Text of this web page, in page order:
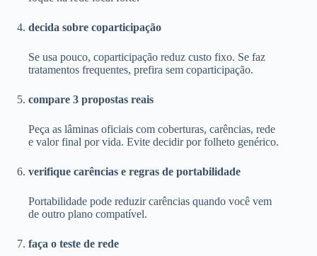
decida sobre coparticipação
Se usa pouco, coparticipação reduz custo fixo. Se faz
tratamentos frequentes, prefira sem coparticipação.
compare 3 propostas reais
Peça as lâminas oficiais com coberturas, carências, rede
e valor final por vida. Evite decidir por folheto genérico.
verifique carências e regras de portabilidade
Portabilidade pode reduzir carências quando você vem
de outro plano compatível.
faça o teste de rede